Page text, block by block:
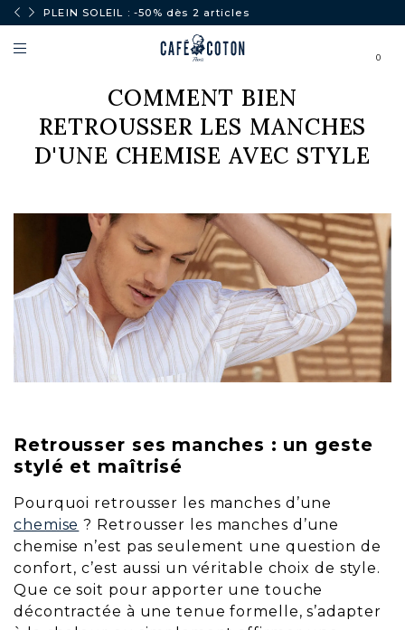
PLEIN SOLEIL : -50% dès 2 articles
0
COMMENT BIEN
RETROUSSER LES MANCHES
D'UNE CHEMISE AVEC STYLE
Retrousser ses manches : un geste
stylé et maîtrisé
Pourquoi retrousser les manches d’une
chemise ? Retrousser les manches d’une
chemise n’est pas seulement une question de
confort, c’est aussi un véritable choix de style.
Que ce soit pour apporter une touche
décontractée à une tenue formelle, s’adapter